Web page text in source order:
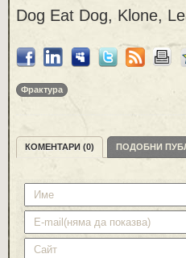
Dog Eat Dog, Klone,
Фрактура
КОМЕНТАРИ (0) ПОДОБНИ